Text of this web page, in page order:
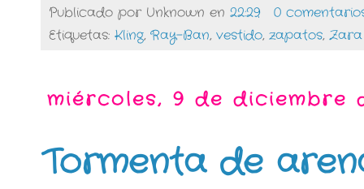
Publicado por Unknown en 22:29
0
Etiquetas: Kling, Ray-Ban, vestido, zapatos, Zara
miércoles, 9 de diciembre
Tormenta de